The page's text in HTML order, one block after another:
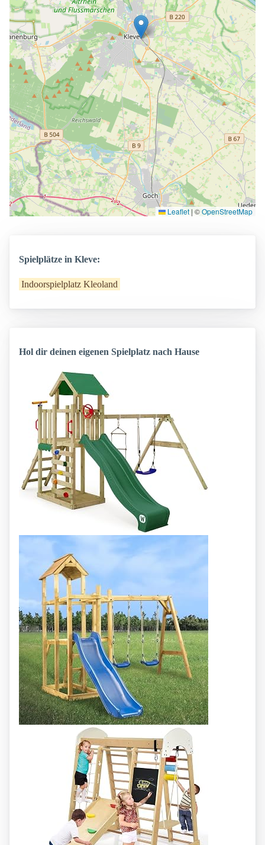
Leaflet | ©OpenStreetMap
Spielplätze in Kleve:
Indoorspielplatz Kleoland
Hol dir deinen eigenen Spielplatz nach Hause